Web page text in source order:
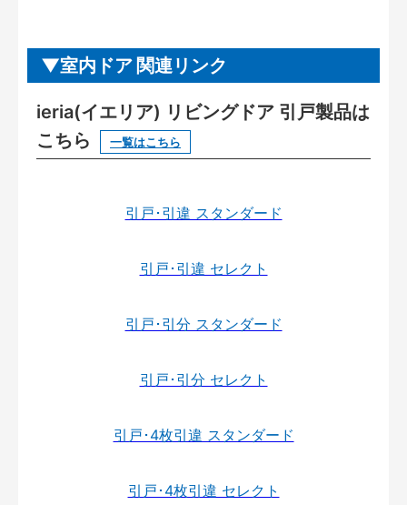
室内ドア 関連リンク
ieria(イエリア) リビングドア 引戸製品は
こちら
一覧はこちら
引戸･引違 スタンダード
引戸･引違 セレクト
引戸･引分 スタンダード
引戸･引分 セレクト
引戸･4枚引違 スタンダード
引戸･4枚引違 セレクト